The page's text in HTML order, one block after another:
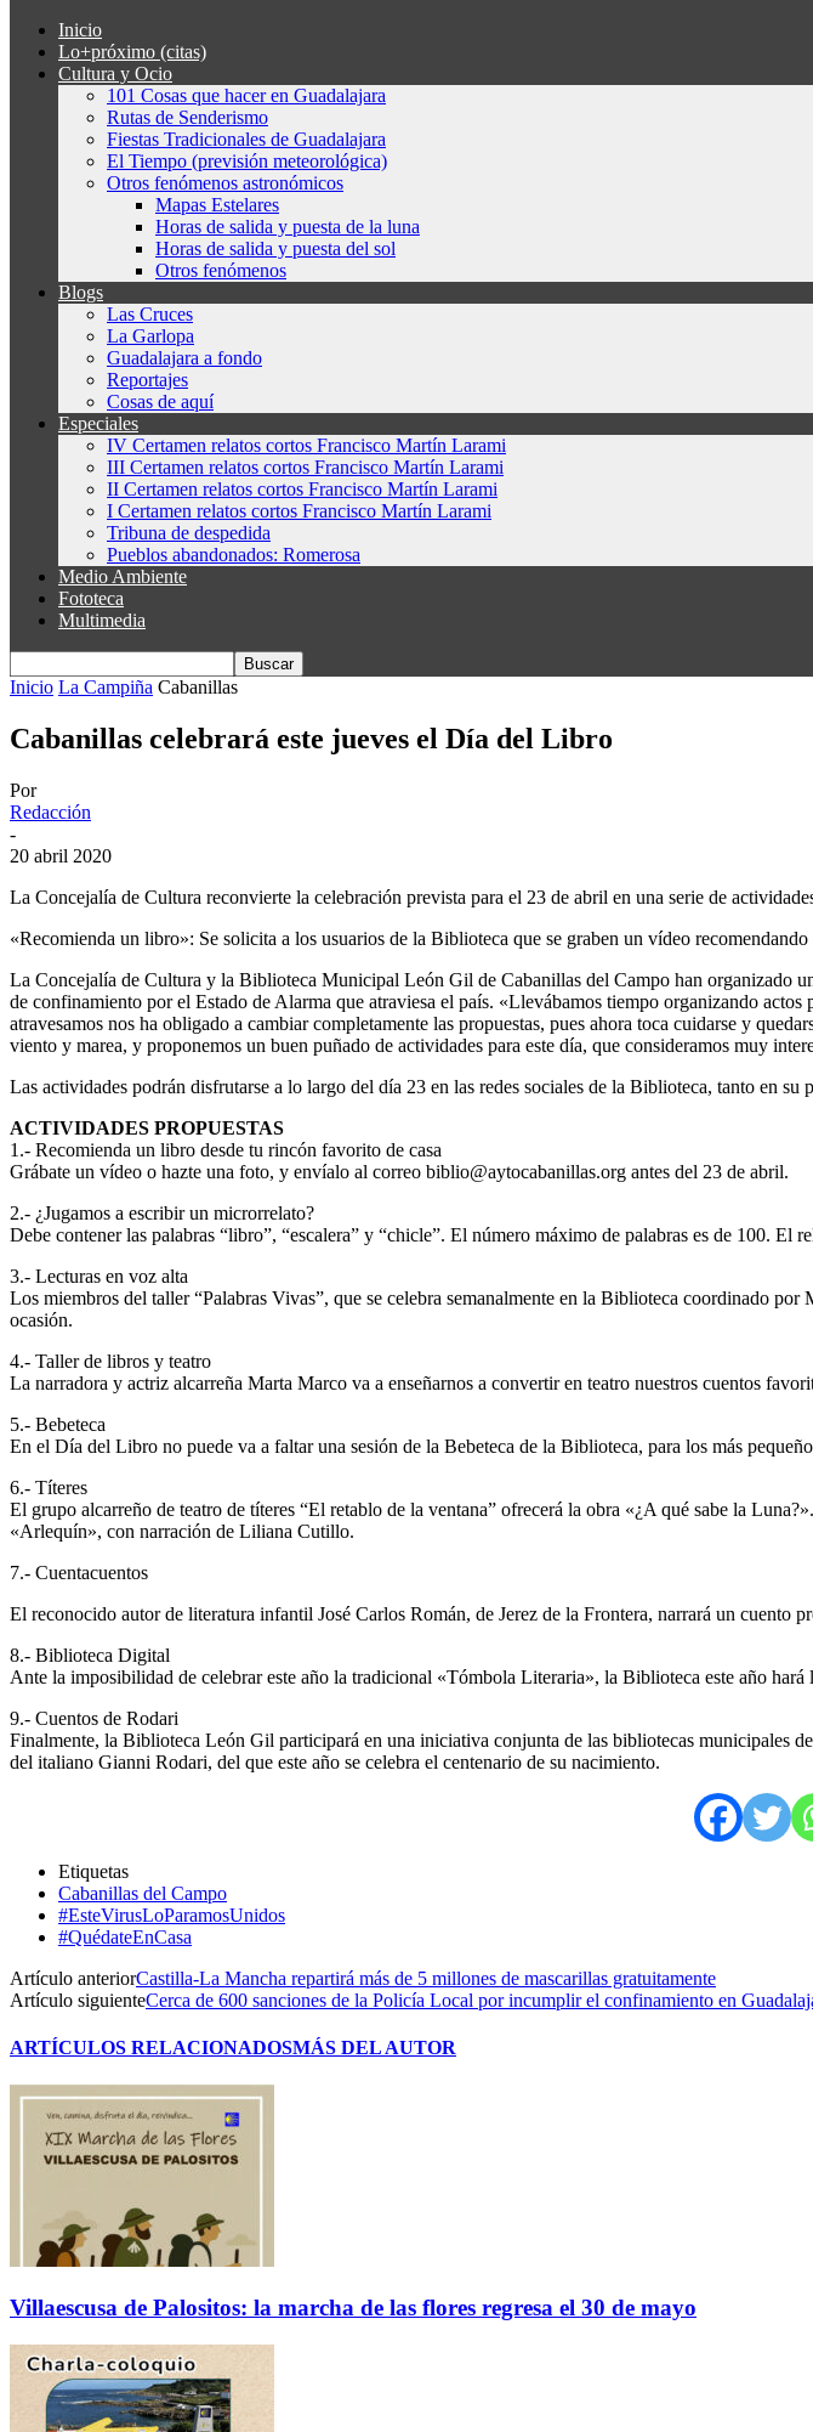
Inicio
Lo+próximo (citas)
Cultura y Ocio
101 Cosas que hacer en Guadalajara
Rutas de Senderismo
Fiestas Tradicionales de Guadalajara
El Tiempo (previsión meteorológica)
Otros fenómenos astronómicos
Mapas Estelares
Horas de salida y puesta de la luna
Horas de salida y puesta del sol
Otros fenómenos
Blogs
Las Cruces
La Garlopa
Guadalajara a fondo
Reportajes
Cosas de aquí
Especiales
IV Certamen relatos cortos Francisco Martín Larami
III Certamen relatos cortos Francisco Martín Larami
II Certamen relatos cortos Francisco Martín Larami
I Certamen relatos cortos Francisco Martín Larami
Tribuna de despedida
Pueblos abandonados: Romerosa
Medio Ambiente
Fototeca
Multimedia
Inicio La Campiña Cabanillas
Cabanillas celebrará este jueves el Día del Libro
Por
Redacción
-
20 abril 2020
La Concejalía de Cultura reconvierte la celebración prevista para el 23 de abril en una serie de
«Recomienda un libro»: Se solicita a los usuarios de la Biblioteca que se graben un vídeo
La Concejalía de Cultura y la Biblioteca Municipal León Gil de Cabanillas del Campo han organizado
de confinamiento por el Estado de Alarma que atraviesa el país. «Llevábamos tiempo organizando
atravesamos nos ha obligado a cambiar completamente las propuestas, pues ahora toca cuidarse y
viento y marea, y proponemos un buen puñado de actividades para este día, que consideramos muy
Las actividades podrán disfrutarse a lo largo del día 23 en las redes sociales de la Biblioteca, tanto en su
ACTIVIDADES PROPUESTAS
1.- Recomienda un libro desde tu rincón favorito de casa
Grábate un vídeo o hazte una foto, y envíalo al correo biblio@aytocabanillas.org antes del 23 de abril.
2.- ¿Jugamos a escribir un microrrelato?
Debe contener las palabras “libro”, “escalera” y “chicle”. El número máximo de palabras es de 100. El
3.- Lecturas en voz alta
Los miembros del taller “Palabras Vivas”, que se celebra semanalmente en la Biblioteca coordinado
ocasión.
4.- Taller de libros y teatro
La narradora y actriz alcarreña Marta Marco va a enseñarnos a convertir en teatro nuestros cuentos
5.- Bebeteca
En el Día del Libro no puede va a faltar una sesión de la Bebeteca de la Biblioteca, para los más
6.- Títeres
El grupo alcarreño de teatro de títeres “El retablo de la ventana” ofrecerá la obra «¿A qué sabe la
«Arlequín», con narración de Liliana Cutillo.
7.- Cuentacuentos
El reconocido autor de literatura infantil José Carlos Román, de Jerez de la Frontera, narrará un
8.- Biblioteca Digital
Ante la imposibilidad de celebrar este año la tradicional «Tómbola Literaria», la Biblioteca este año
9.- Cuentos de Rodari
Finalmente, la Biblioteca León Gil participará en una iniciativa conjunta de las bibliotecas municipales
del italiano Gianni Rodari, del que este año se celebra el centenario de su nacimiento.
Etiquetas
Cabanillas del Campo
#EsteVirusLoParamosUnidos
#QuédateEnCasa
Artículo anteriorCastilla-La Mancha repartirá más de 5 millones de mascarillas gratuitamente
Artículo siguienteCerca de 600 sanciones de la Policía Local por incumplir el confinamiento en
ARTÍCULOS RELACIONADOSMÁS DEL AUTOR
Villaescusa de Palositos: la marcha de las flores regresa el 30 de mayo